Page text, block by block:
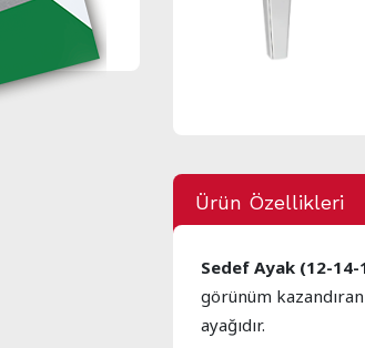
Ürün Özellikleri
Sedef Ayak (12-
görünüm
ayağıdır.